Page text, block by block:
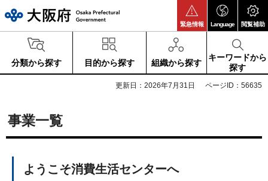
緊急情報 Language 閲覧補助
分類から探す 目的から探す 組織から探す
キーワードから
探す
更新日：2026年7月31日 ページID：56635
事業一覧
ようこそ消費生活センターへ